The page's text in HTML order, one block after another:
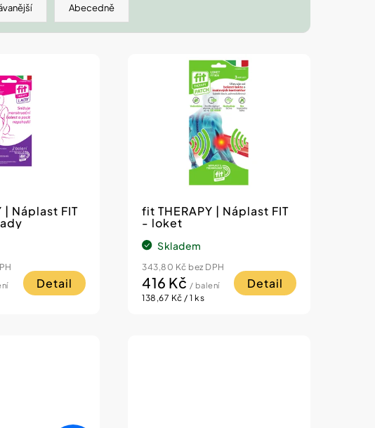
Abecedně
| Náplast FIT
Detail
fit THERAPY | Náplast FIT
- loket
Skladem
343,80 Kč bez DPH
416 Kč / balení
Měrná
138,67 Kč / 1 ks
Detail